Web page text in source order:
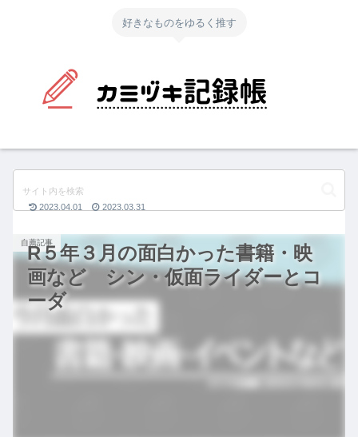
好きなものをゆるく推す
R５年３月の面白かった書籍・映
画など シン・仮面ライダーとコ
ーダ
自薦記事
2023.04.01 2023.03.31